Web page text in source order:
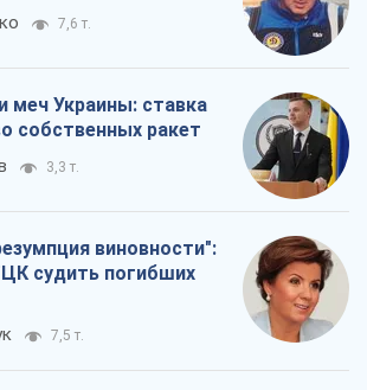
7,6 т.
меч Украины: ставка
собственных ракет
3,3 т.
виновности":
судить погибших
7,5 т.